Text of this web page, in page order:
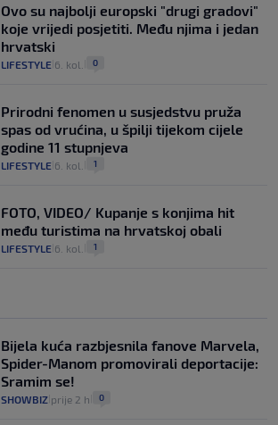
Ovo su najbolji europski "drugi gradovi"
koje vrijedi posjetiti. Među njima i jedan
hrvatski
LIFESTYLE 6. kol. 0
Prirodni fenomen u susjedstvu pruža
spas od vrućina, u špilji tijekom cijele
godine 11 stupnjeva
LIFESTYLE 6. kol. 1
FOTO, VIDEO/ Kupanje s konjima hit
među turistima na hrvatskoj obali
LIFESTYLE 6. kol. 1
Bijela kuća razbjesnila fanove Marvela,
Spider-Manom promovirali deportacije:
Sramim se!
SHOWBIZ prije 2 h 0